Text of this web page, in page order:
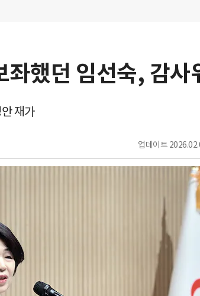
좌했던 임선숙, 감사
재가
업데이트